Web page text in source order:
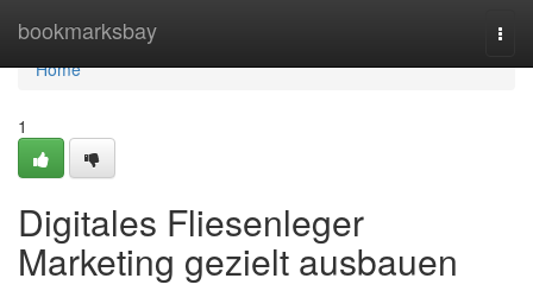
bookmarksbay
Home
Home
1
Digitales Fliesenleger
Marketing gezielt ausbauen